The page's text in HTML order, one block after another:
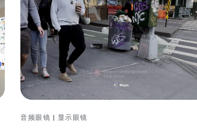
音频眼镜 | 显示眼镜